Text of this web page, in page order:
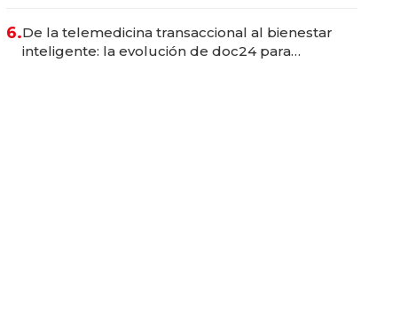
6.De la telemedicina transaccional al bienestar
inteligente: la evolución de doc24 para